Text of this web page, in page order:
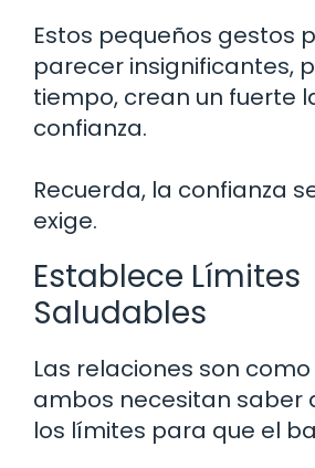
Estos pequeños gestos
parecer insignificantes,
tiempo, crean un fuerte
confianza.
Recuerda, la confianza
exige.
Establece Límites
Saludables
Las relaciones son
ambos necesitan saber
los límites para que el